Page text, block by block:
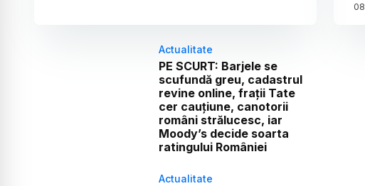
08
Actualitate
PE SCURT: Barjele se
scufundă greu, cadastrul
revine online, frații Tate
cer cauțiune, canotorii
români strălucesc, iar
Moody’s decide soarta
ratingului României
Actualitate